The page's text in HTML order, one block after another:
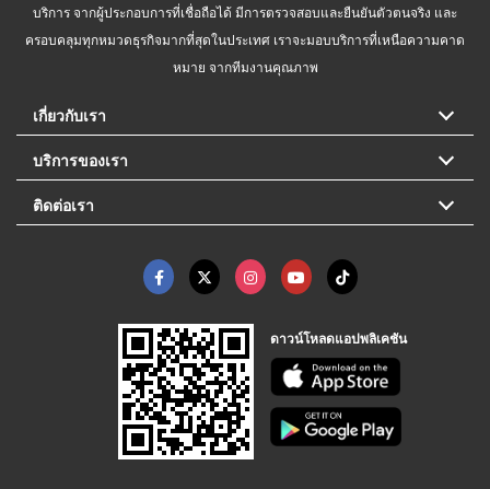
บริการ จากผู้ประกอบการที่เชื่อถือได้ มีการตรวจสอบและยืนยันตัวตนจริง และ
ครอบคลุมทุกหมวดธุรกิจมากที่สุดในประเทศ เราจะมอบบริการที่เหนือความคาด
หมาย จากทีมงานคุณภาพ
เกี่ยวกับเรา
บริการของเรา
ติดต่อเรา
ดาวน์โหลดแอปพลิเคชัน